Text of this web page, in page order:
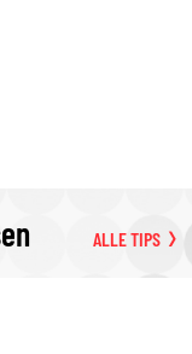
ALLE TIPS